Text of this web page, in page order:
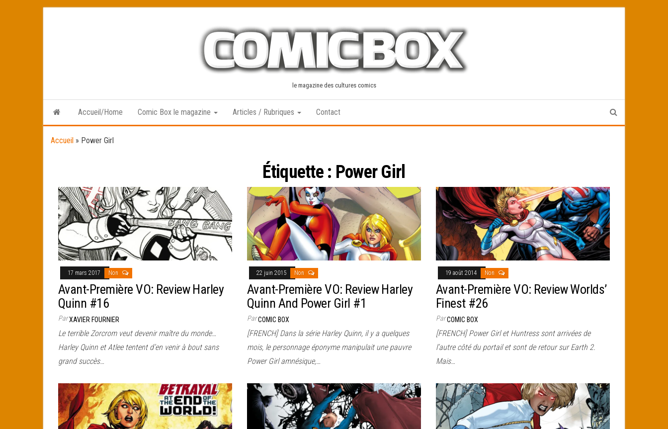
le magazine des cultures comics
Accueil/Home Comic Box le magazine Articles / Rubriques Contact
Accueil » Power Girl
Étiquette : Power Girl
17 mars 2017 Non
Avant-Première VO: Review Harley
Quinn #16
ParXAVIER FOURNIER
Le terrible Zorcrom veut devenir maître du monde…
Harley Quinn et Atlee tentent d’en venir à bout sans
grand succès…
22 juin 2015 Non
Avant-Première VO: Review Harley
Quinn And Power Girl #1
ParCOMIC BOX
[FRENCH] Dans la série Harley Quinn, il y a quelques
mois, le personnage éponyme manipulait une pauvre
Power Girl amnésique,…
19 août 2014 Non
Avant-Première VO: Review Worlds’
Finest #26
ParCOMIC BOX
[FRENCH] Power Girl et Huntress sont arrivées de
l’autre côté du portail et sont de retour sur Earth 2.
Mais…